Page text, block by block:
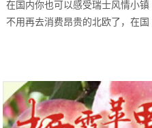
不用再去消费昂贵的北欧了，在国